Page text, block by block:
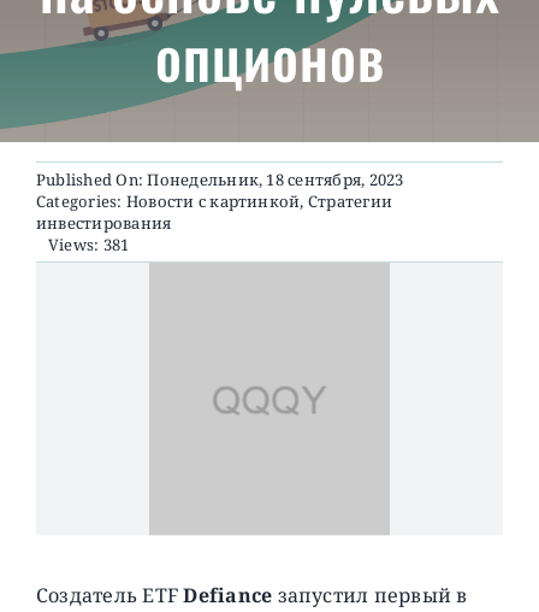
ТЕМАТИЧЕСКИЕ ETF
АКТУАЛЬНЫЕ
О ПРОЕКТЕ
опционов
Published On: Понедельник, 18 сентября, 2023
Categories: Новости с картинкой, Стратегии
инвестирования
Views: 381
Создатель ETFDefiance запустил первый в